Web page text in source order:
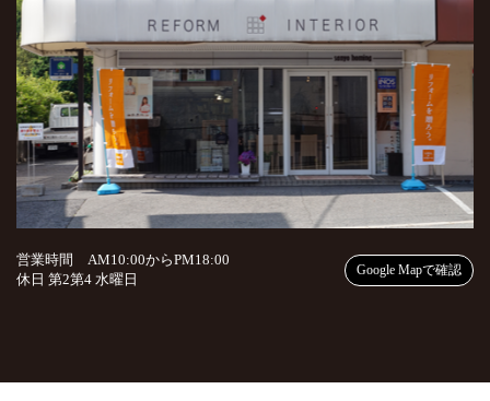
営業時間 AM10:00からPM18:00
休日 第2第4 水曜日
Google Mapで確認